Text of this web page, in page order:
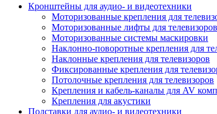
Кронштейны для аудио- и видеотехники
Моторизованные крепления для
Моторизованные лифты для телевизоров
Моторизованные системы маскировки
Наклонно-поворотные крепления для
Наклонные крепления для телевизоров
Фиксированные крепления для
Потолочные крепления для телевизоров
Крепления и кабель-каналы для AV
Крепления для акустики
Подставки для аудио- и видеотехники